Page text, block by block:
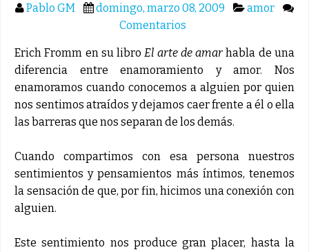
Pablo GM domingo, marzo 08, 2009
amor
Comentarios
Erich Fromm en su libroEl arte de amar habla de una
diferencia entre enamoramiento y amor. Nos
enamoramos cuando conocemos a alguien por quien
nos sentimos atraídos y dejamos caer frente a él o ella
las barreras que nos separan de los demás.
Cuando compartimos con esa persona nuestros
sentimientos y pensamientos más íntimos, tenemos
la sensación de que, por fin, hicimos una conexión con
alguien.
Este sentimiento nos produce gran placer, hasta la